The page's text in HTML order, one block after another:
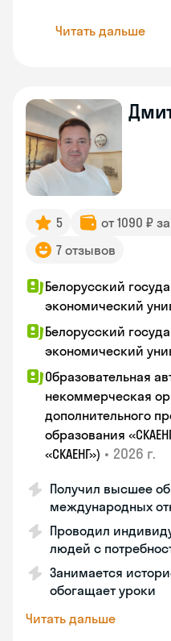
Читать дальше
5 от 1090 ₽
7 отзывов
Белорусский
экономический
Белорусский
экономический
Образовательная
некоммерческая
дополнительного
образования
«СКАЕНГ») • 2026 г.
Получил высшее
международных
Проводил
людей с
Занимается
обогащает уроки
Читать дальше